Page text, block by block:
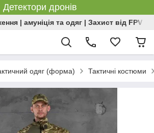
Детектори дронів
| амуніція та одяг | Захист від FPV |
одяг (форма) Тактичні костюми